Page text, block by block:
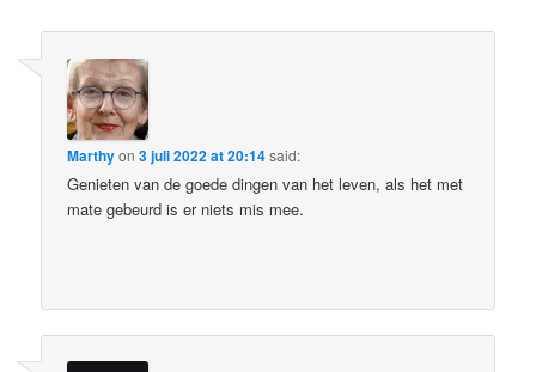
Marthyon3 juli 2022 at 20:14said:
Genieten van de goede dingen van het leven, als het met
mate gebeurd is er niets mis mee.